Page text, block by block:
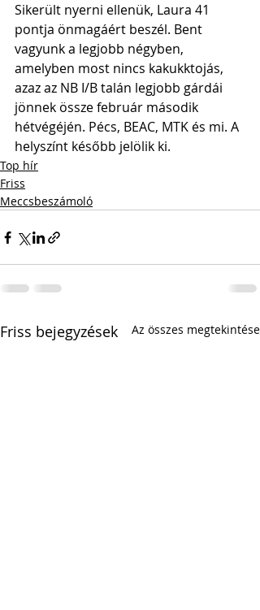
Sikerült nyerni ellenük, Laura 41
pontja önmagáért beszél. Bent
vagyunk a legjobb négyben,
amelyben most nincs kakukktojás,
azaz az NB I/B talán legjobb gárdái
jönnek össze február második
hétvégéjén. Pécs, BEAC, MTK és mi. A
helyszínt később jelölik ki.
Top hír
Friss
Meccsbeszámoló
Friss bejegyzések Az összes megtekintése